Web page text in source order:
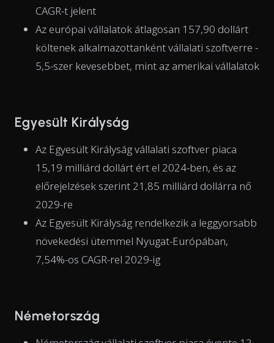
CAGR-t jelent
Az európai vállalatok átlagosan 157,90 dollárt
költenek alkalmazottanként vállalati szoftverre -
5,5-szer kevesebbet, mint az amerikai vállalatok
Egyesült Királyság
Az Egyesült Királyság vállalati szoftver piaca
15,19 milliárd dollárt ért el 2024-ben, és az
előrejelzések szerint 21,85 milliárd dollárra nő
2029-re
Az Egyesült Királyság rendelkezik a leggyorsabb
növekedési ütemmel Nyugat-Európában,
7,54%-os CAGR-rel 2029-ig
Németország